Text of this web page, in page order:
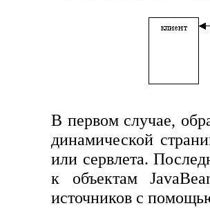
В первом случае,
динамической
или сервлета.
к объектам
источников с